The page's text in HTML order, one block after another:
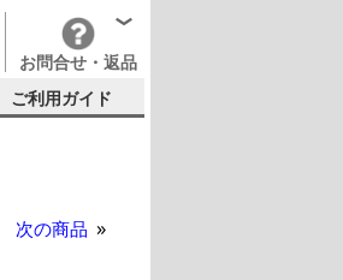
お問合せ・返品
ご利用ガイド
次の商品